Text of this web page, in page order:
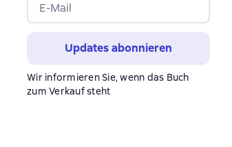
E-Mail
Updates abonnieren
Wir informieren Sie, wenn das Buch
zum Verkauf steht